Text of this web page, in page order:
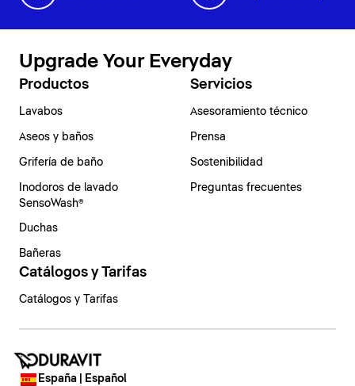
Upgrade Your Everyday
Productos
Lavabos
Aseos y baños
Grifería de baño
Inodoros de lavado
SensoWash®
Duchas
Bañeras
Servicios
Asesoramiento técnico
Prensa
Sostenibilidad
Preguntas frecuentes
Catálogos y Tarifas
Catálogos y Tarifas
España | Español